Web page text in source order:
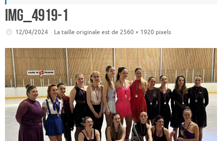
IMG_4919-1
12/04/2024 La taille originale est de 2560 × 1920 pixels